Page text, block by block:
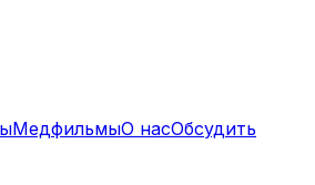
МедфильмыО насОбсудить